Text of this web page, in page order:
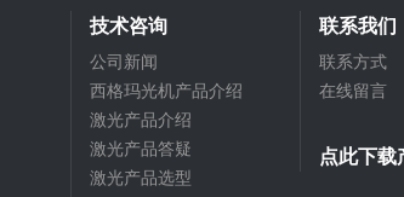
技术咨询
公司新闻
西格玛光机产品介绍
激光产品介绍
激光产品答疑
激光产品选型
联系我们
联系方式
在线留言
点此下载